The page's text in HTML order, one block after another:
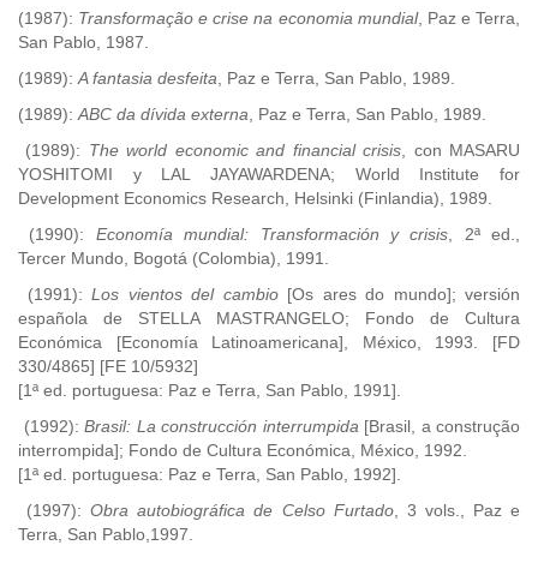
(1987): Transformação e crise na economia mundial, Paz e Terra,
San Pablo, 1987.
(1989): A fantasia desfeita , Paz e Terra, San Pablo, 1989.
(1989): ABC da dívida externa , Paz e Terra, San Pablo, 1989.
(1989): The world economic and financial crisis , con MASARU
YOSHITOMI y LAL JAYAWARDENA; World Institute for
Development Economics Research, Helsinki (Finlandia), 1989.
(1990): Economía mundial: Transformación y crisis , 2ª ed.,
Tercer Mundo, Bogotá (Colombia), 1991.
(1991): Los vientos del cambio[Os ares do mundo]; versión
española de STELLA MASTRANGELO; Fondo de Cultura
Económica [Economía Latinoamericana], México, 1993. [FD
330/4865] [FE 10/5932]
[1ª ed. portuguesa: Paz e Terra, San Pablo, 1991].
(1992): Brasil: La construcción interrumpida [Brasil, a construção
interrompida]; Fondo de Cultura Económica, México, 1992.
[1ª ed. portuguesa: Paz e Terra, San Pablo, 1992].
(1997):Obra autobiográfica de Celso Furtado, 3 vols., Paz e
Terra, San Pablo,1997.